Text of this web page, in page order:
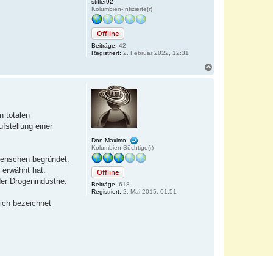
stifler92
Kolumbien-Infizierte(r)
Offline
Beiträge: 42
Registriert: 2. Februar 2022, 12:31
Don Maximo
Kolumbien-Süchtige(r)
Offline
Beiträge: 618
Registriert: 2. Mai 2015, 01:51
totalen
einer
begründet.
hat.
Drogenindustrie.
bezeichnet